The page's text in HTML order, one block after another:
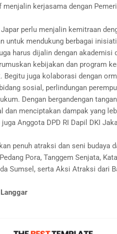
kerjasama dengan
perlu menjalin kemitraan
untuk mendukung berbagai
harus dijalin dengan
kebijakan dan program
Begitu juga kolaborasi dengan
sosial, perlindungan
Dengan bergandengan
menciptakan dampak yang
Anggota DPD RI Dapil DKI
penuh atraksi dan seni budaya
Pora, Tanggem Senjata,
Sumsel, serta Aksi Atraksi dari